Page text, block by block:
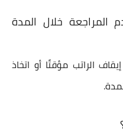
خلال المدة
الراتب مؤقتًا أو اتخاذ